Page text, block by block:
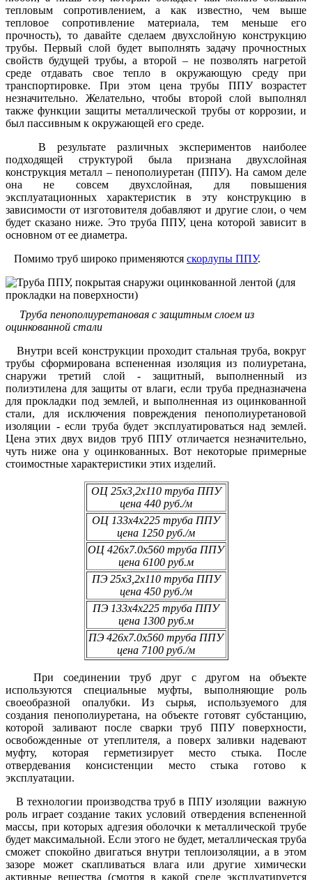
тепловым сопротивлением, а как известно, чем выше
тепловое сопротивление материала, тем меньше его
прочность), то давайте сделаем двухслойную конструкцию
трубы. Первый слой будет выполнять задачу прочностных
свойств будущей трубы, а второй – не позволять нагретой
среде отдавать свое тепло в окружающую среду при
транспортировке. При этом цена трубы ППУ возрастет
незначительно. Желательно, чтобы второй слой выполнял
также функции защиты металлической трубы от коррозии, и
был пассивным к окружающей его среде.
В результате различных экспериментов наиболее
подходящей структурой была признана двухслойная
конструкция металл – пенополиуретан (ППУ). На самом деле
она не совсем двухслойная, для повышения
эксплуатационных характеристик в эту конструкцию в
зависимости от изготовителя добавляют и другие слои, о чем
будет сказано ниже. Это труба ППУ, цена которой зависит в
основном от ее диаметра.
Помимо труб широко применяются скорлупы ППУ.
Труба пенополиуретановая с защитным слоем из
оцинкованной стали
Внутри всей конструкции проходит стальная труба, вокруг
трубы сформирована вспененная изоляция из полиуретана,
снаружи третий слой - защитный, выполненный из
полиэтилена для защиты от влаги, если труба предназначена
для прокладки под землей, и выполненная из оцинкованной
стали, для исключения повреждения пенополиуретановой
изоляции - если труба будет эксплуатироваться над землей.
Цена этих двух видов труб ППУ отличается незначительно,
чуть ниже она у оцинкованных. Вот некоторые примерные
стоимостные характеристики этих изделий.
ОЦ 25х3,2х110 труба ППУ
цена 440 руб./м
ОЦ 133х4х225 труба ППУ
цена 1250 руб./м
ОЦ 426х7.0х560 труба ППУ
цена 6100 руб.м
ПЭ 25х3,2х110 труба ППУ
цена 450 руб./м
ПЭ 133х4х225 труба ППУ
цена 1300 руб.м
ПЭ 426х7.0х560 труба ППУ
цена 7100 руб./м
При соединении труб друг с другом на объекте
используются специальные муфты, выполняющие роль
своеобразной опалубки. Из сырья, используемого для
создания пенополиуретана, на объекте готовят субстанцию,
которой заливают после сварки труб ППУ поверхности,
освобожденные от утеплителя, а поверх заливки надевают
муфту, которая герметизирует место стыка. После
отвердевания консистенции место стыка готово к
эксплуатации.
В технологии производства труб в ППУ изоляции важную
роль играет создание таких условий отвердения вспененной
массы, при которых адгезия оболочки к металлической трубе
будет максимальной. Если этого не будет, металлическая труба
сможет спокойно двигаться внутри теплоизоляции, а в этом
зазоре может скапливаться влага или другие химически
активные вещества (смотря в какой среде эксплуатируется